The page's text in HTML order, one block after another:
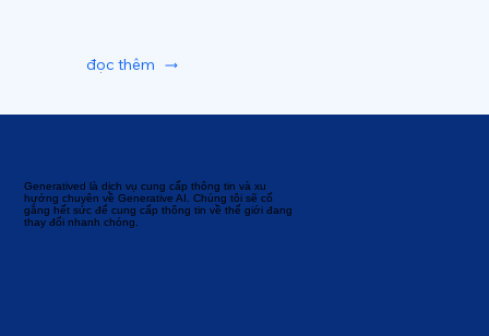
Generatived là dịch vụ cung cấp thông tin và xu
hướng chuyên về Generative AI. Chúng tôi sẽ cố
gắng hết sức để cung cấp thông tin về thế giới đang
thay đổi nhanh chóng.
đọc thêm